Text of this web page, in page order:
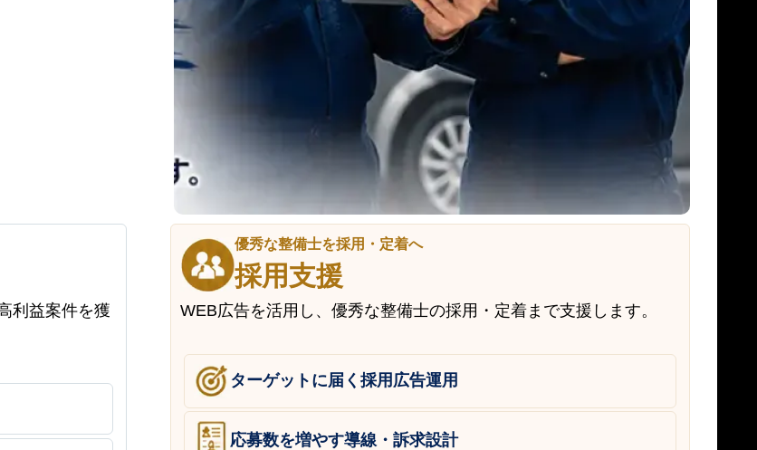
利益案件を獲
優秀な整備士を採用・定着へ
採用支援
WEB広告を活用し、優秀な整備士の採用・定着まで支援します。
ターゲットに届く採用広告運用
応募数を増やす導線・訴求設計